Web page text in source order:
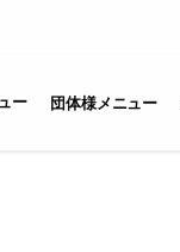
ー 団体様メニュー